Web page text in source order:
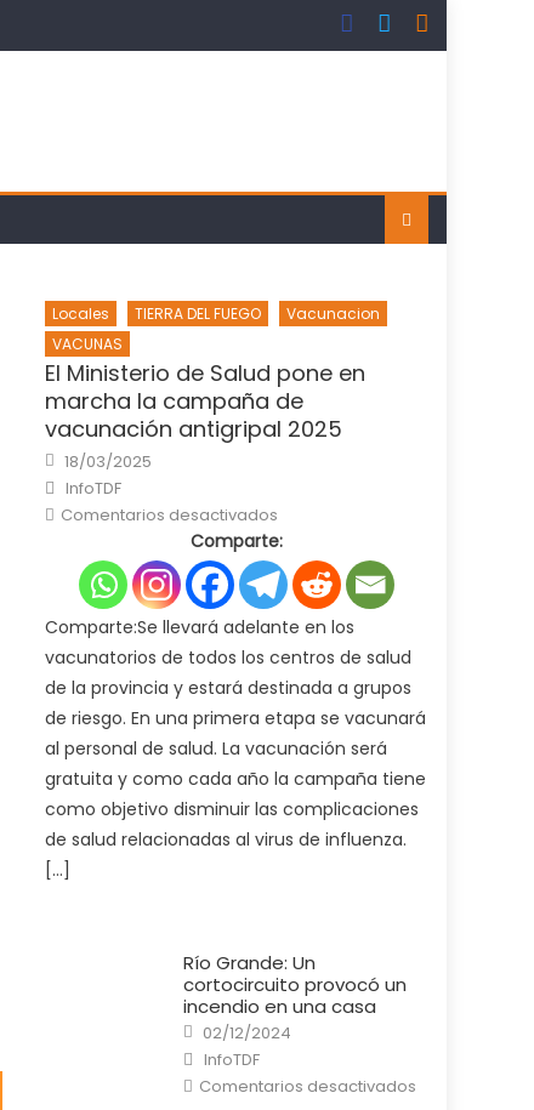
Locales TIERRA DEL FUEGO
Vacunacion
VACUNAS
El Ministerio de Salud pone en
marcha la campaña de
vacunación antigripal 2025
Posted
on
18/03/2025
Author
InfoTDF
Comentarios desactivados
Ministerio
Salud
pone
en
marcha
la
campaña
de
vacunación
antigripal
2025
Comparte:
Comparte:Se llevará adelante en los
vacunatorios de todos los centros de salud
de la provincia y estará destinada a grupos
de riesgo. En una primera etapa se vacunará
al personal de salud. La vacunación será
gratuita y como cada año la campaña tiene
como objetivo disminuir las complicaciones
de salud relacionadas al virus de influenza.
[…]
Río Grande: Un
cortocircuito provocó un
incendio en una casa
Posted
on
02/12/2024
Author
InfoTDF
Comentarios desactivadosen
Río